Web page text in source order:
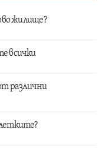
жилище?
всички
различни